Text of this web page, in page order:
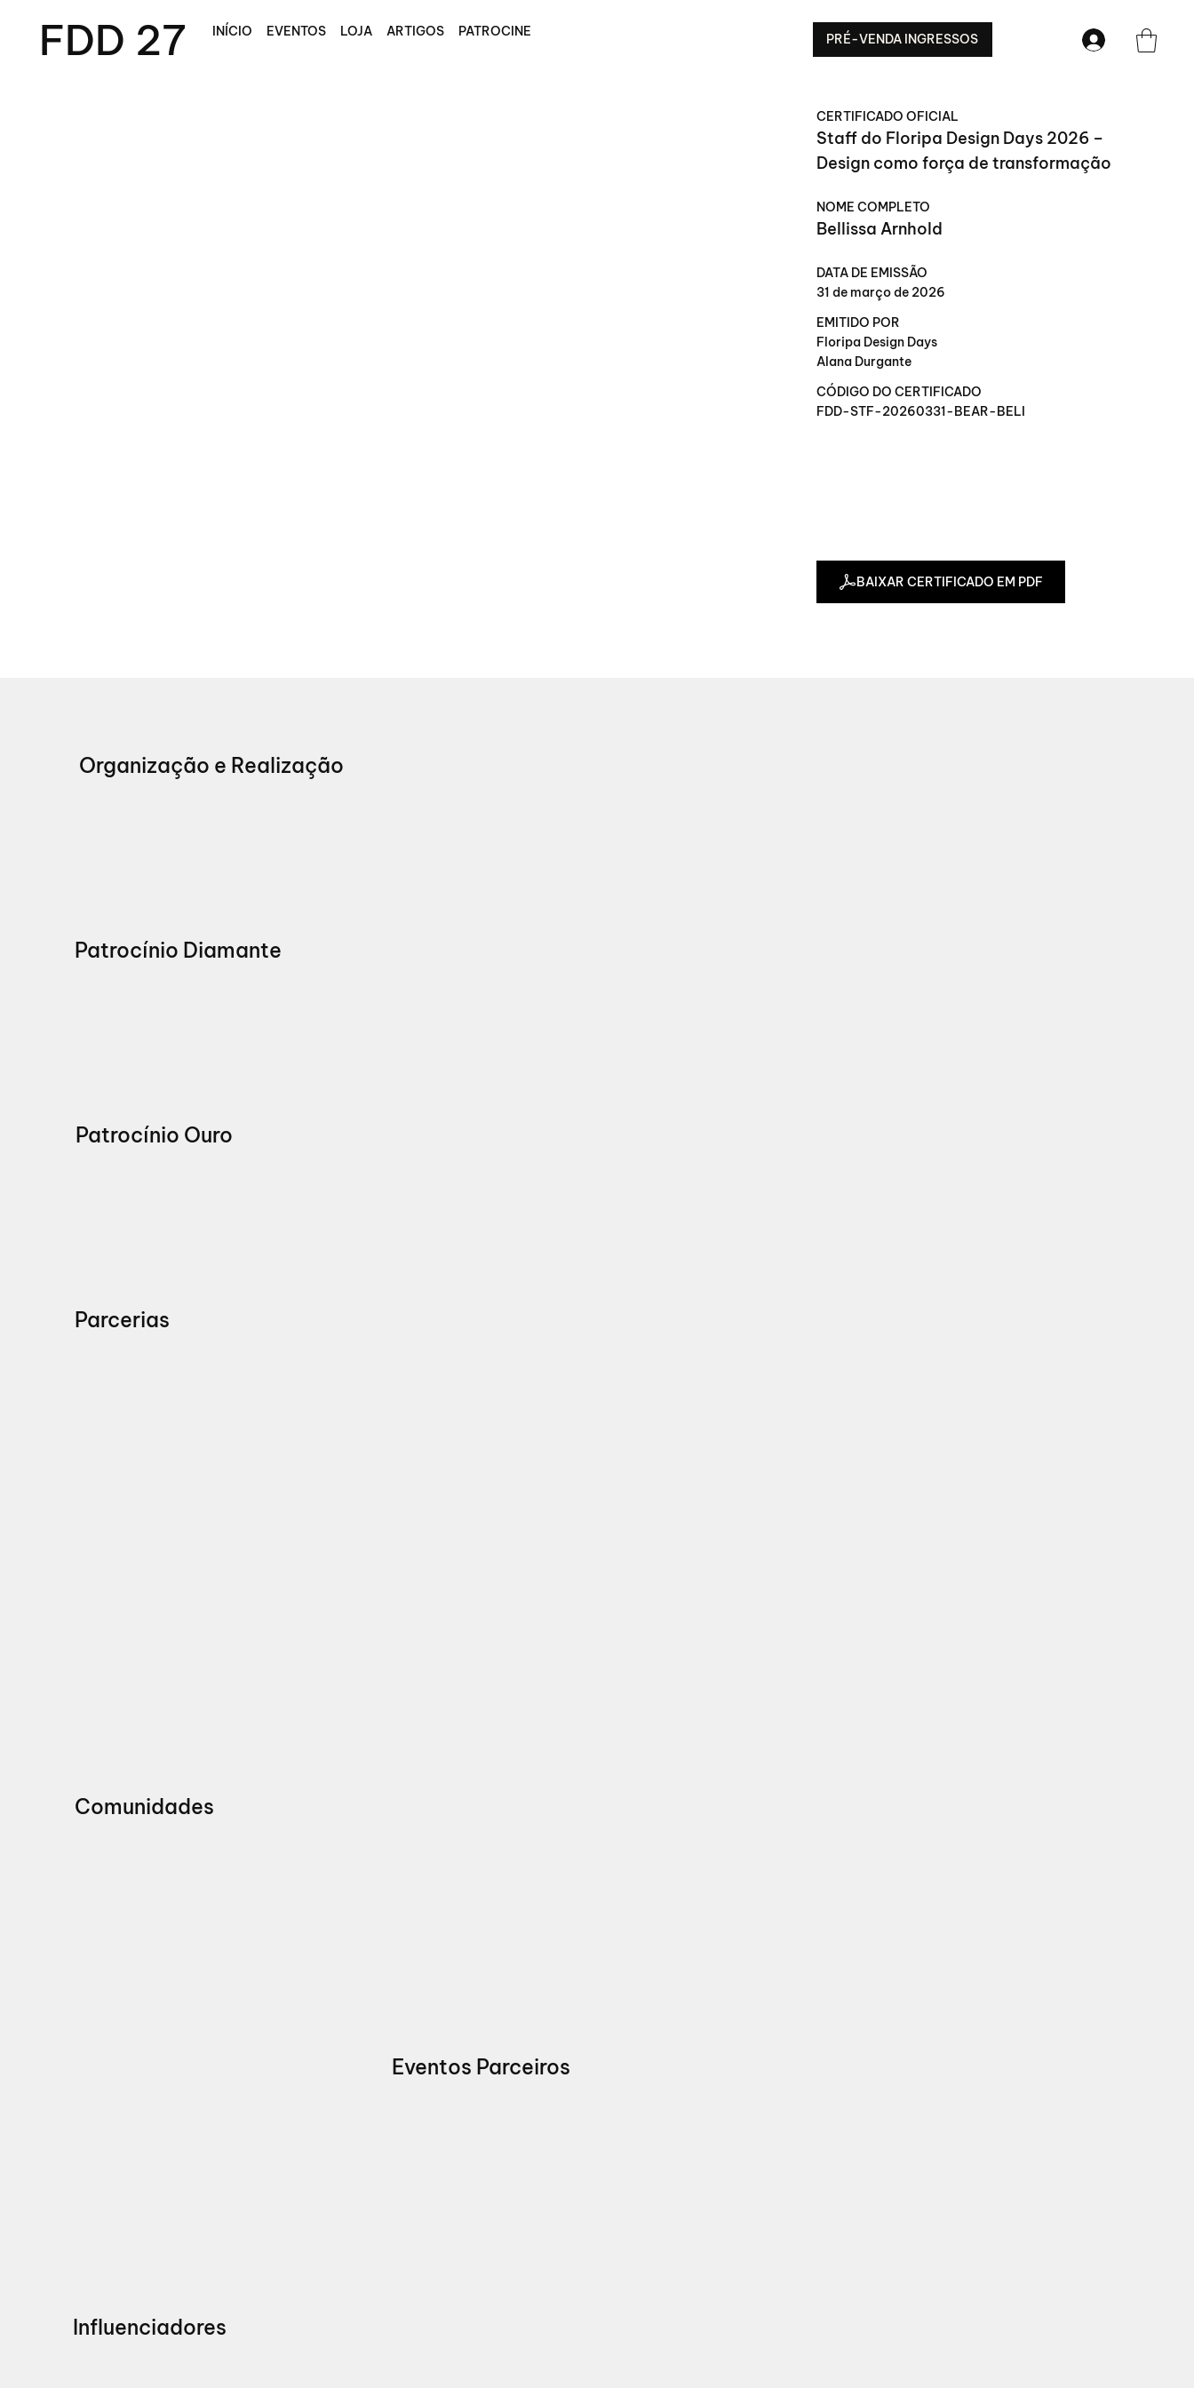
FDD 27 INÍCIO EVENTOS LOJA ARTIGOS PATROCINE PRÉ-VENDA INGRESSOS
CERTIFICADO OFICIAL
Staff do Floripa Design Days 2026 –
Design como força de transformação
NOME COMPLETO
Bellissa Arnhold
DATA DE EMISSÃO
31 de março de 2026
EMITIDO POR
Floripa Design Days
Alana Durgante
CÓDIGO DO CERTIFICADO
FDD-STF-20260331-BEAR-BELI
BAIXAR CERTIFICADO EM PDF
Organização e Realização
Patrocínio Diamante
Patrocínio Ouro
Parcerias
Comunidades
Eventos Parceiros
Influenciadores